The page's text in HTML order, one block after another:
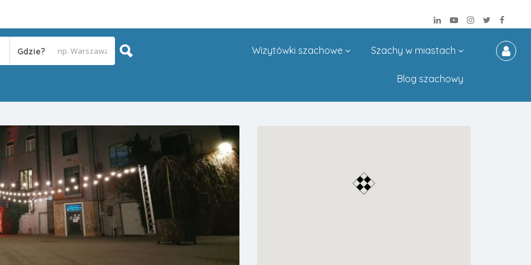
Gdzie? Wizytówki szachowe Szachy w miastach
Blog szachowy